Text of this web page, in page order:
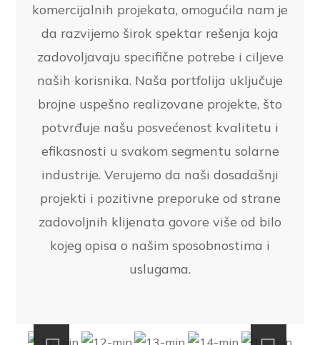
komercijalnih projekata, omogućila nam je
da razvijemo širok spektar rešenja koja
zadovoljavaju specifične potrebe i ciljeve
naših korisnika. Naša portfolija uključuje
brojne uspešno realizovane projekte, što
potvrđuje našu posvećenost kvalitetu i
efikasnosti u svakom segmentu solarne
industrije. Verujemo da naši dosadašnji
projekti i pozitivne preporuke od strane
zadovoljnih klijenata govore više od bilo
kojeg opisa o našim sposobnostima i
uslugama.